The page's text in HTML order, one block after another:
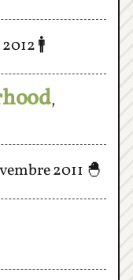
🚹
,
2011🐣
2011👴🏻